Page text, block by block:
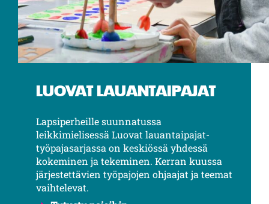
LUOVAT LAUANTAIPAJAT
Lapsiperheille suunnatussa
leikkimielisessä Luovat lauantaipajat-
työpajasarjassa on keskiössä yhdessä
kokeminen ja tekeminen. Kerran kuussa
järjestettävien työpajojen ohjaajat ja teemat
vaihtelevat.